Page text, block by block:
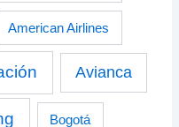
American Airlines
Avianca
Bogotá